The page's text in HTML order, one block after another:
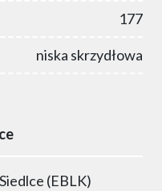
177
niska skrzydłowa
(EBLK)